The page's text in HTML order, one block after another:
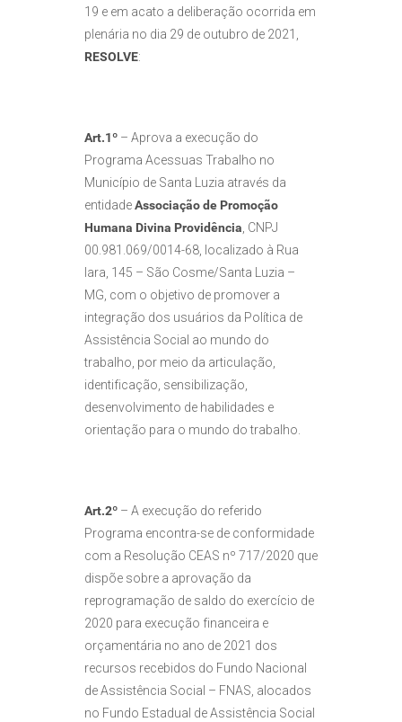
19 e em acato a deliberação ocorrida em
plenária no dia 29 de outubro de 2021,
RESOLVE:
Art.1º – Aprova a execução do
Programa Acessuas Trabalho no
Município de Santa Luzia através da
entidadeAssociação de Promoção
Humana Divina Providência , CNPJ
00.981.069/0014-68, localizado à Rua
Iara, 145 – São Cosme/Santa Luzia –
MG, com o objetivo de promover a
integração dos usuários da Política de
Assistência Social ao mundo do
trabalho, por meio da articulação,
identificação, sensibilização,
desenvolvimento de habilidades e
orientação para o mundo do trabalho.
Art.2º – A execução do referido
Programa encontra-se de conformidade
com a Resolução CEAS nº 717/2020 que
dispõe sobre a aprovação da
reprogramação de saldo do exercício de
2020 para execução financeira e
orçamentária no ano de 2021 dos
recursos recebidos do Fundo Nacional
de Assistência Social – FNAS, alocados
no Fundo Estadual de Assistência Social